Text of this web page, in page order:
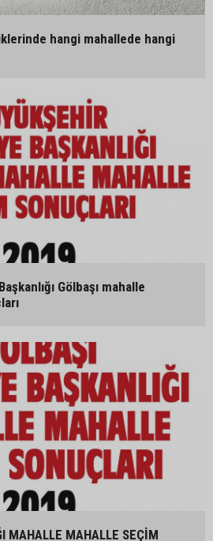
hangi mahallede hangi
Gölbaşı mahalle
MAHALLE MAHALLE SEÇİM